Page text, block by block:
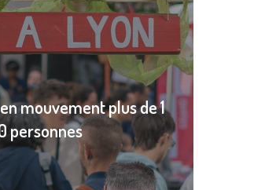
mouvement plus de 1
personnes